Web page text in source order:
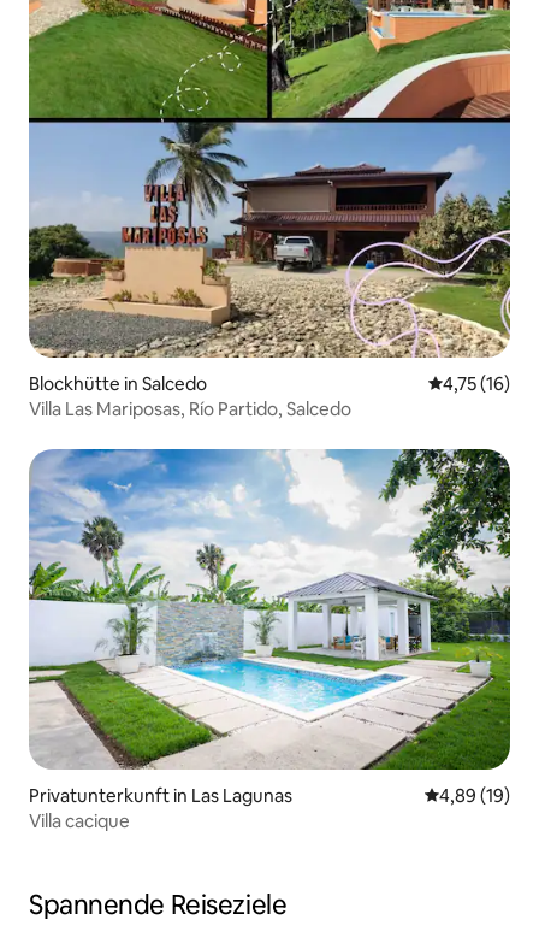
Blockhütte in Salcedo
4,75 (16)
Villa Las Mariposas, Río Partido, Salcedo
Privatunterkunft in Las Lagunas
4,89 (19)
Villa cacique
Spannende Reiseziele